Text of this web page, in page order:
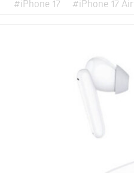
#iPhone 17 #iPhone 17 Air